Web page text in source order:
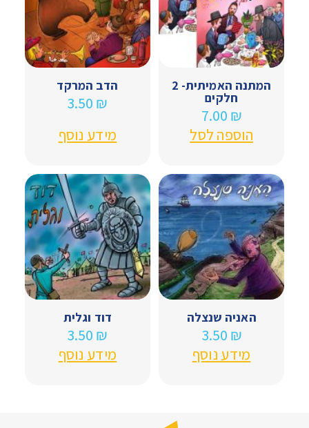
המתנה האמיתית- 2
חלקים
₪
הוספה לסל
הדב המרקד
₪
מידע נוסף
האניה שנצלה
₪
מידע נוסף
דוד וגלית
₪
מידע נוסף